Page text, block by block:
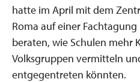
hatte im April mit dem
Roma auf einer
beraten, wie Schulen mehr
Volksgruppen vermitteln
entgegentreten könnten.